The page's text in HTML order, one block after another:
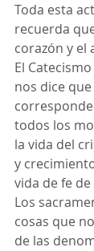
Toda esta
recuerda
corazón y el
El
nos dice
todos los
la vida del
y
vida de fe
Los
cosas que
de las